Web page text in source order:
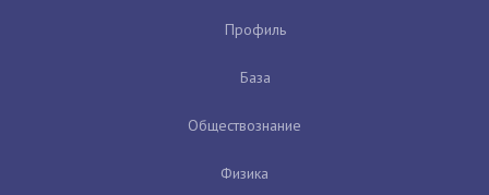
Профиль
База
Обществознание
Физика